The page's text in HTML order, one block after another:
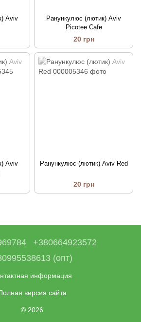
Aviv
Ранункулюс (лютик) Aviv
Picotee Cafe
20 грн
Aviv
Ранункулюс (лютик) Aviv Red
20 грн
+380664923572
(опт)
информация
версия сайта
© 2026